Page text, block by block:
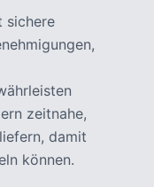
sichere
zeitnahe,
damit
können.